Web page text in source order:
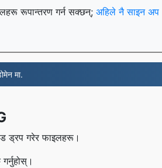
रूपान्तरण गर्न सक्छन्; अहिले नै साइन अप
मा.
ड्रप गरेर फाइलहरू।